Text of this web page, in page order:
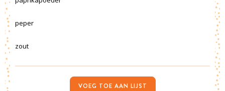
peper
zout
VOEG TOE AAN LIJST